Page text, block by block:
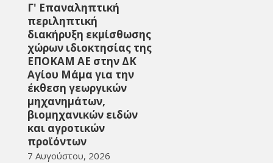
Γ' Επαναληπτική
περιληπτική
διακήρυξη εκμίσθωσης
χώρων ιδιοκτησίας της
ΕΠΟΚΑΜ ΑΕ στην ΔΚ
Αγίου Μάμα για την
έκθεση γεωργικών
μηχανημάτων,
βιομηχανικών ειδών
και αγροτικών
προϊόντων
7 Αυγούστου, 2026